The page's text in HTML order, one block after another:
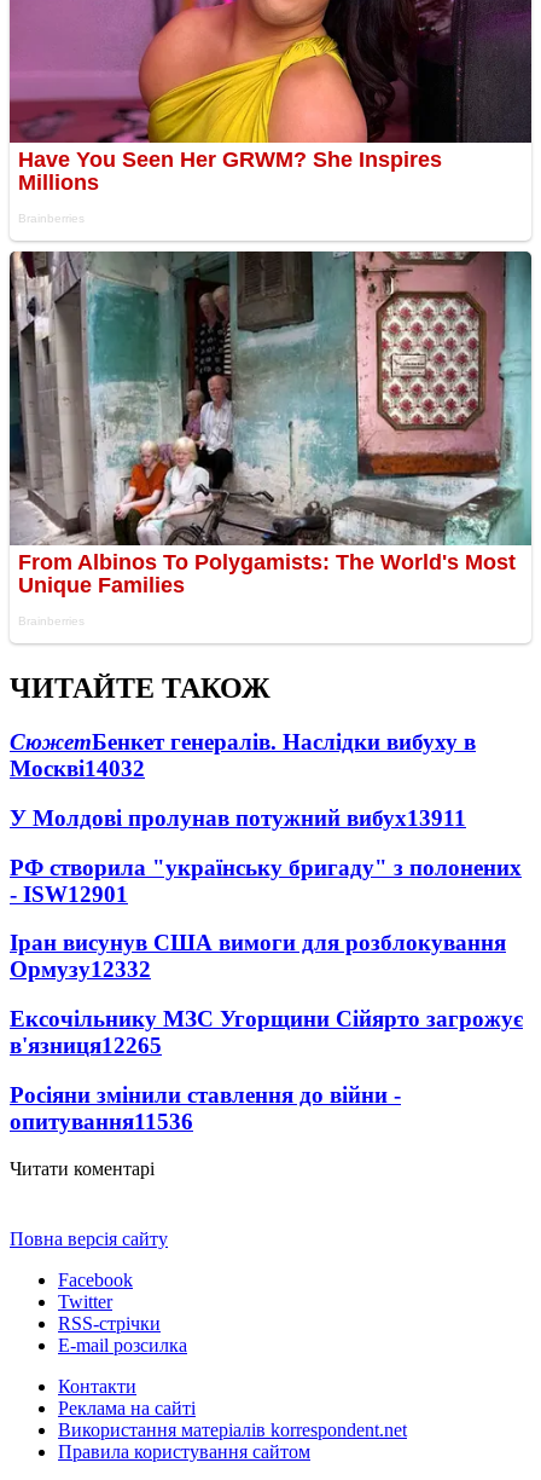
ЧИТАЙТЕ ТАКОЖ
СюжетБенкет генералів. Наслідки вибуху в
Москві14032
У Молдові пролунав потужний вибух13911
РФ створила "українську бригаду" з полонених
- ISW12901
Іран висунув США вимоги для розблокування
Ормузу12332
Ексочільнику МЗС Угорщини Сійярто загрожує
в'язниця12265
Росіяни змінили ставлення до війни -
опитування11536
Читати коментарі
Повна версія сайту
Facebook
Twitter
RSS-стрічки
E-mail розсилка
Контакти
Реклама на сайті
Використання матеріалів korrespondent.net
Правила користування сайтом